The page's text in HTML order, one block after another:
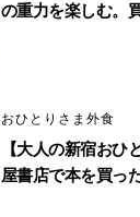
の重力を楽しむ。
おひとりさま外食
【大人の新宿おひ
屋書店で本を買